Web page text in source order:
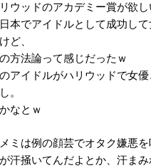
ウッドのアカデミー賞が欲し
本でアイドルとして成功し
ど、
方法論って感じだったｗ
アイドルがハリウッドで女
。
なとｗ
ミは例の顔芸でオタク嫌悪を
汗掻いてんだよとか、汗ま